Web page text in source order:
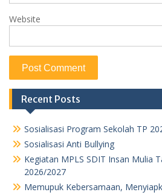
Website
Recent Posts
Sosialisasi Program Sekolah TP
Sosialisasi Anti Bullying
Kegiatan MPLS SDIT Insan Mulia
2026/2027
Memupuk Kebersamaan,